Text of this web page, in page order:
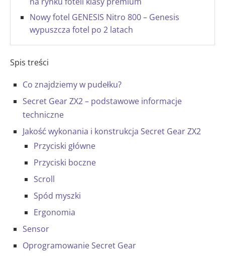
Nowy fotel GENESIS Nitro 800 – Genesis
wypuszcza fotel po 2 latach
Spis treści
Co znajdziemy w pudełku?
Secret Gear ZX2 – podstawowe informacje
techniczne
Jakość wykonania i konstrukcja Secret Gear ZX2
Przyciski główne
Przyciski boczne
Scroll
Spód myszki
Ergonomia
Sensor
Oprogramowanie Secret Gear